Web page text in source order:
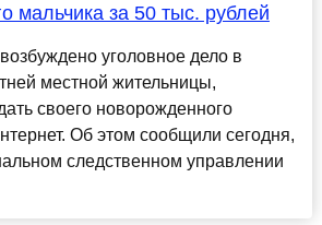
мальчика за 50 тыс. рублей
уголовное дело в
местной жительницы,
своего новорожденного
Об этом сообщили сегодня,
следственном управлении